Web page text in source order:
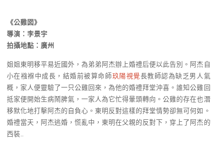
《公雞囡》
導演：李景宇
拍攝地點：廣州
姐姐東明移平易近國外，為弟弟阿杰辦上婚禮后便以此告別。阿杰自
小在襁褓中成長，結婚前被算命師玖陽視覺長教師認為缺乏男人氣
概，家人便靈驗了一只公雞回來，為他的婚禮拜堂沖喜。誰知公雞回
抵家便開始生病鬧脾氣，一家人為它忙得暈頭轉向。公雞的存在也潛
移默化地打擊阿杰的自負心。東明反對這樣的拜堂情勢卻無可何如。
婚禮當天，阿杰逃婚，慌亂中，東明在父親的反對下，穿上了阿杰的
西裝…